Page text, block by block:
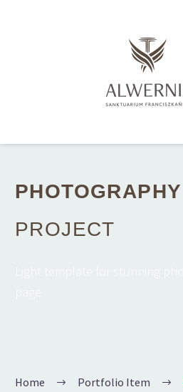
PHOTOGRAPHY
PROJECT
Home Portfolio Item